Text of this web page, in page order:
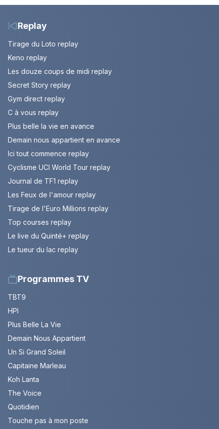
10 août 2026 (spoiler)
Replay
Tirage du Loto replay
Keno replay
Les douze coups de midi replay
Secret Story replay
Gym direct replay
C à vous replay
Plus belle la vie en avance
Demain nous appartient en avance
Ici tout commence replay
Cyclisme UCI World Tour replay
Journal de TF1 replay
Les Feux de l'amour replay
Tirage de l'Euro Millions replay
Top courses replay
Le live du Quinté+ replay
Le tueur du lac replay
Programmes TV
TBT9
HPI
Plus Belle La Vie
Demain Nous Appartient
Un Si Grand Soleil
Capitaine Marleau
Koh Lanta
The Voice
Quotidien
Touche pas à mon poste